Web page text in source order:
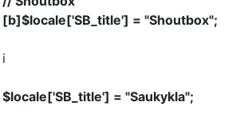
[b]$locale['SB_title'] = "Shoutbox";
i
$locale['SB_title'] = "Saukykla";